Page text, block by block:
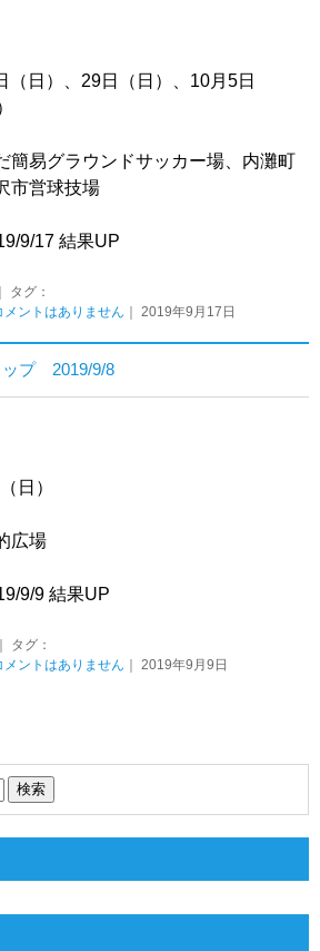
（日）、29日（日）、10月5日
簡易グラウンドサッカー場、内灘町
市営球技場
9/17 結果UP
｜ タグ：
メントはありません ｜ 2019年9月17日
ップ 2019/9/8
日）
広場
9/9 結果UP
｜ タグ：
メントはありません ｜ 2019年9月9日